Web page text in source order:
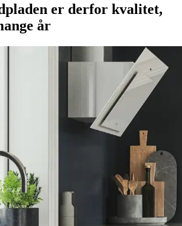
er derfor kvalitet,
år